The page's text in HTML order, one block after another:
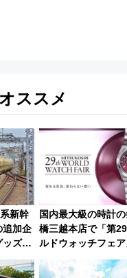
ススメ
新幹
追加企
ズ・
国内最大級の時計
橋三越本店で「第
ルドウォッチフェ
【2026年8月5日～